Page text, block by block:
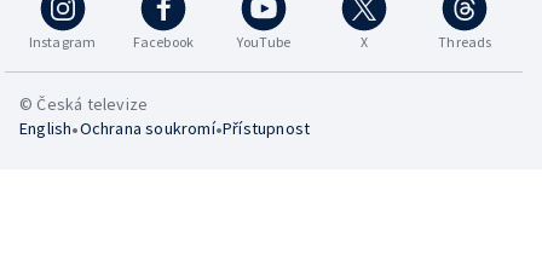
Instagram Facebook YouTube X Threads
© Česká televize
English•Ochrana soukromí•Přístupnost